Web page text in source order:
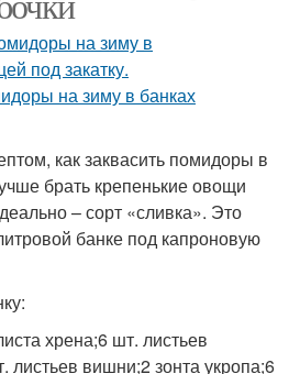
как заквасить помидоры в
брать крепенькие овощи
– сорт «сливка». Это
банке под капроновую
хрена;6 шт. листьев
вишни;2 зонта укропа;6